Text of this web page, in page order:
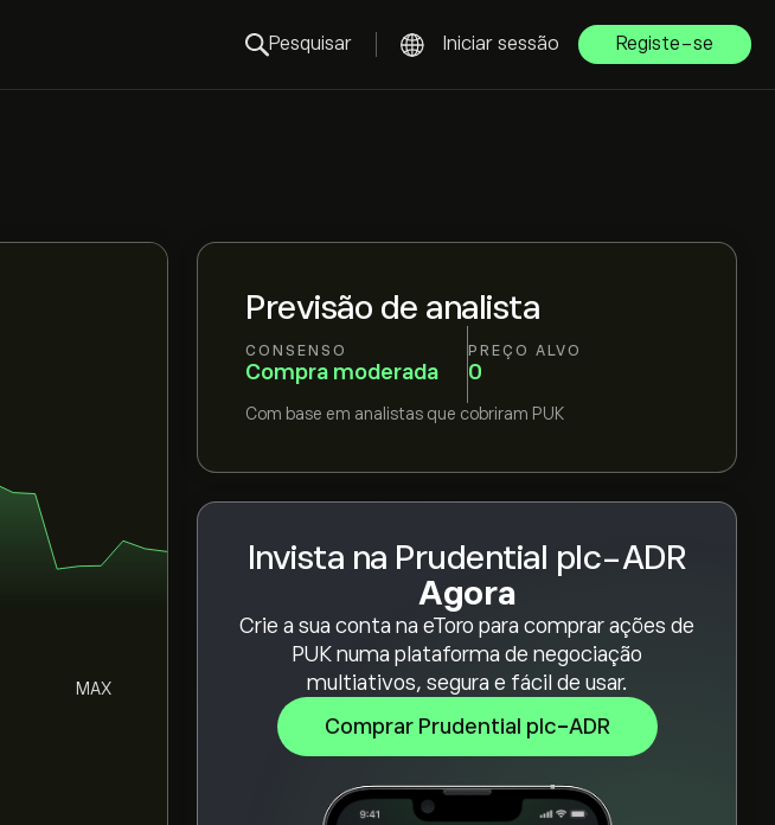
Pesquisar Iniciar sessão Registe-se
Previsão de analista
CONSENSO
Compra moderada
PREÇO ALVO
0
Com base em analistas que cobriram PUK
Invista na Prudential plc-ADR
Agora
Crie a sua conta na eToro para comprar ações de
PUK numa plataforma de negociação
multiativos, segura e fácil de usar.
Comprar Prudential plc-ADR
MAX